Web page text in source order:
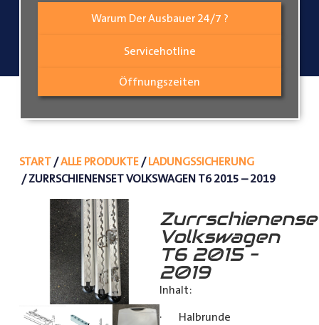
Warum Der Ausbauer 24/7 ?
Servicehotline
Öffnungszeiten
START/ALLE PRODUKTE/LADUNGSSICHERUNG
/ ZURRSCHIENENSET VOLKSWAGEN T6 2015 – 2019
Volkswagen
T6 2015 –
2019
Inhalt:
· Halbrunde